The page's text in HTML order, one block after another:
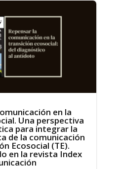
en la
Una perspectiva
para integrar la
de la comunicación
Ecosocial (TE).
en la revista Index